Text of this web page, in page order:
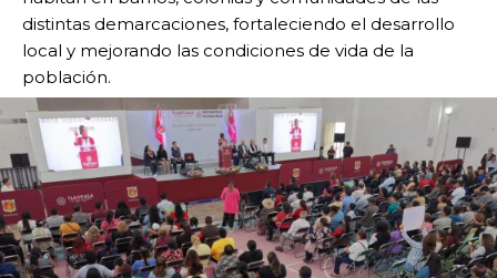
distintas demarcaciones, fortaleciendo el desarrollo
local y mejorando las condiciones de vida de la
población.